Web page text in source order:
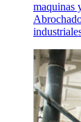
maquinas